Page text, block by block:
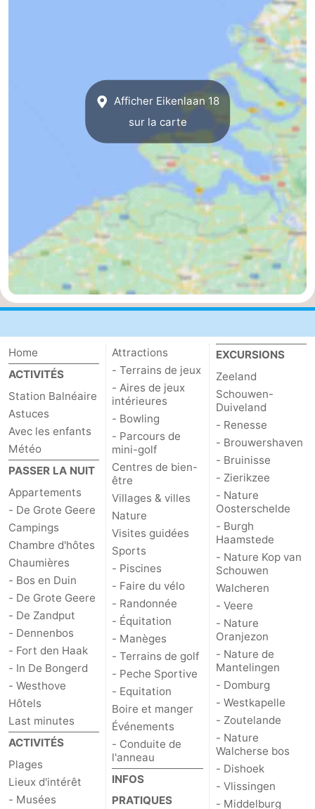
Walcherse
bos
Dishoek
Vlissingen
-
Middelburg
Zeeuws-
Nieuwvliet
-
Sluis
-
Cadzand
-
Nature
Het
Zwin
Météo
Contact
Afficher Eikenlaan 18
sur la carte
Home
ACTIVITÉS
Station Balnéaire
Astuces
Avec les enfants
Météo
PASSER LA NUIT
Appartements
- De Grote Geere
Campings
Chambre d'hôtes
Chaumières
- Bos en Duin
- De Grote Geere
- De Zandput
- Dennenbos
- Fort den Haak
- In De Bongerd
- Westhove
Hôtels
Last minutes
ACTIVITÉS
Plages
Lieux d'intérêt
- Musées
Attractions
- Terrains de jeux
- Aires de jeux
intérieures
- Bowling
- Parcours de
mini-golf
Centres de bien-
être
Villages & villes
Nature
Visites guidées
Sports
- Piscines
- Faire du vélo
- Randonnée
- Équitation
- Manèges
- Terrains de golf
- Peche Sportive
- Equitation
Boire et manger
Événements
- Conduite de
l'anneau
INFOS
PRATIQUES
EXCURSIONS
Zeeland
Schouwen-
Duiveland
- Renesse
- Brouwershaven
- Bruinisse
- Zierikzee
- Nature
Oosterschelde
- Burgh
Haamstede
- Nature Kop van
Schouwen
Walcheren
- Veere
- Nature
Oranjezon
- Nature de
Mantelingen
- Domburg
- Westkapelle
- Zoutelande
- Nature
Walcherse bos
- Dishoek
- Vlissingen
- Middelburg